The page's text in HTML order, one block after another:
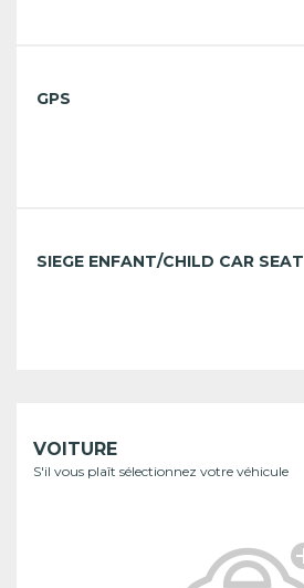
GPS
SIEGE ENFANT/CHILD CAR SEAT
VOITURE
S'il vous plaît sélectionnez votre véhicule